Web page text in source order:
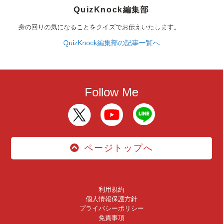
QuizKnock編集部
身の回りの気になることをクイズでお伝えいたします。
QuizKnock編集部の記事一覧へ
Follow Me
ページトップへ
利用規約
個人情報保護方針
プライバシーポリシー
免責事項